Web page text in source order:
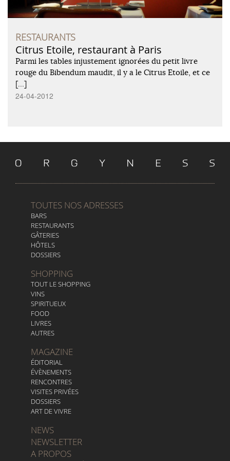
RESTAURANTS
Citrus Etoile, restaurant à Paris
Parmi les tables injustement ignorées du petit livre
rouge du Bibendum maudit, il y a le Citrus Etoile, et ce
[…]
24-04-2012
TOUTES NOS ADRESSES
BARS
RESTAURANTS
GÂTERIES
HÔTELS
DOSSIERS
SHOPPING
TOUT LE SHOPPING
VINS
SPIRITUEUX
FOOD
LIVRES
AUTRES
MAGAZINE
ÉDITORIAL
ÉVÈNEMENTS
RENCONTRES
VISITES PRIVÉES
DOSSIERS
ART DE VIVRE
NEWS
NEWSLETTER
A PROPOS